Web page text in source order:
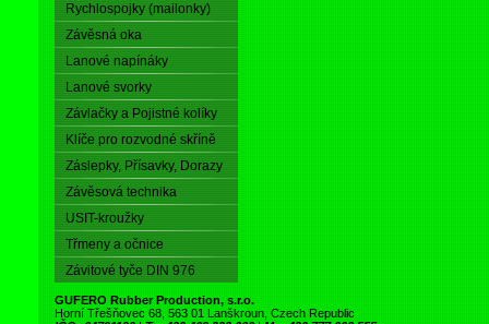
Rychlospojky (mailonky)
Závěsná oka
Lanové napínáky
Lanové svorky
Závlačky a Pojistné kolíky
Klíče pro rozvodné skříně
Záslepky, Přísavky, Dorazy
Závěsová technika
USIT-kroužky
Třmeny a očnice
Závitové tyče DIN 976
GUFERO Rubber Production, s.r.o.
Horní Třešňovec 68, 563 01 Lanškroun, Czech Republic